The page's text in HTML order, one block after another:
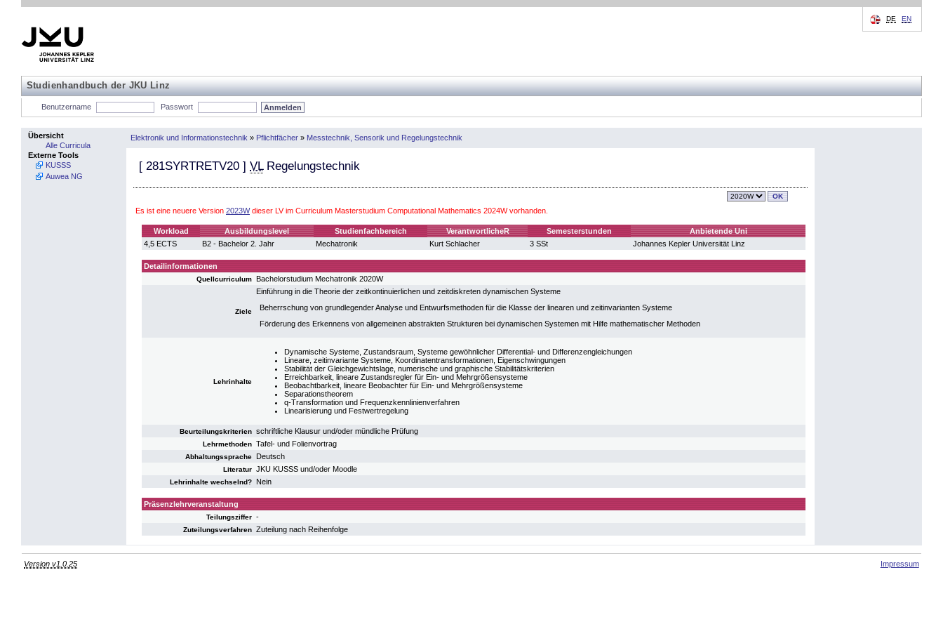
Studienhandbuch der JKU Linz
DE EN
Benutzername Passwort
Übersicht
Alle Curricula
Externe Tools
KUSSS
Auwea NG
Elektronik und Informationstechnik » Pflichtfächer » Messtechnik, Sensorik und Regelungstechnik
[ 281SYRTRETV20 ] VLRegelungstechnik
Es ist eine neuere Version 2023Wdieser LV im Curriculum Masterstudium Computational Mathematics 2024W vorhanden.
Workload Ausbildungslevel Studienfachbereich VerantwortlicheR Semesterstunden
Anbietende Uni
4,5 ECTS
B2 - Bachelor 2. Jahr Mechatronik Kurt Schlacher 3 SSt Johannes Kepler Universität Linz
Detailinformationen
Quellcurriculum Bachelorstudium Mechatronik 2020W
Ziele
Einführung in die Theorie der zeitkontinuierlichen und zeitdiskreten dynamischen Systeme
Beherrschung von grundlegender Analyse und Entwurfsmethoden für die Klasse der linearen und zeitinvarianten Systeme
Förderung des Erkennens von allgemeinen abstrakten Strukturen bei dynamischen Systemen mit Hilfe mathematischer Methoden
Lehrinhalte
Dynamische Systeme, Zustandsraum, Systeme gewöhnlicher Differential- und Differenzengleichungen
Lineare, zeitinvariante Systeme, Koordinatentransformationen, Eigenschwingungen
Stabilität der Gleichgewichtslage, numerische und graphische Stabilitätskriterien
Erreichbarkeit, lineare Zustandsregler für Ein- und Mehrgrößensysteme
Beobachtbarkeit, lineare Beobachter für Ein- und Mehrgrößensysteme
Separationstheorem
q-Transformation und Frequenzkennlinienverfahren
Linearisierung und Festwertregelung
Beurteilungskriterien schriftliche Klausur und/oder mündliche Prüfung
Lehrmethoden Tafel- und Folienvortrag
Abhaltungssprache Deutsch
Literatur JKU KUSSS und/oder Moodle
Lehrinhalte wechselnd? Nein
Präsenzlehrveranstaltung
Teilungsziffer -
Zuteilungsverfahren Zuteilung nach Reihenfolge
Version v1.0.25 Impressum